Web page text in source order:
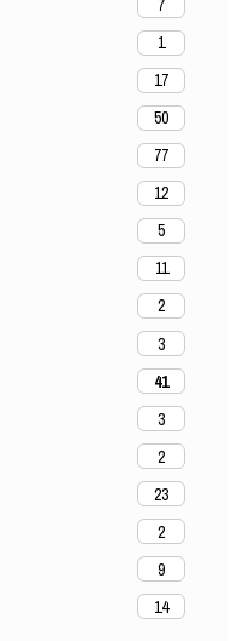
7
1
17
50
77
12
5
11
2
3
41
3
2
23
2
9
14